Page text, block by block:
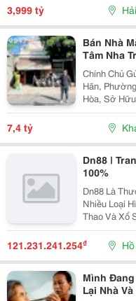
3,999 tỷ
Bán Nhà
Tâm Nha
Tỷ
Chính Chủ
Hãn,
Hòa, Sở
Cửa Hàng,
7,4 tỷ
Dn88 |
100%
Dn88 Là
Nhiều Loại
Thao Và Xổ
Nghệ, Bảo
Pc Lẫn Điện
Https://
121.231.241.254₫
Mình
Lại Nhà